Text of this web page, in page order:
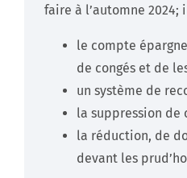
faire à l’automne
le compte
de congés et de
un système de
la suppression de
la réduction, de
devant les